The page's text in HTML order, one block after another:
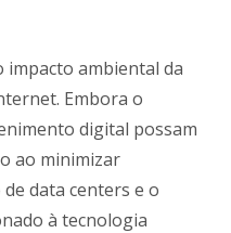
ambiental da
Embora o
digital possam
ao minimizar
data centers e o
à tecnologia